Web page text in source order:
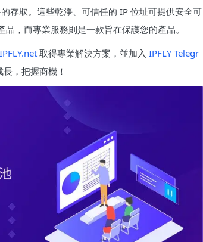
存取。這些乾淨、可信任的 IP 位址可提供安全可
，而專業服務則是一款旨在保護您的產品。
IPFLY.net 取得專業解決方案，並加入 IPFLY Telegr
，把握商機！